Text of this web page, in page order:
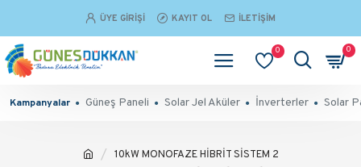
ÜYE GIRIŞI KAYIT OL İLETIŞIM
0 0
Kampanyalar Güneş Paneli Solar Jel Aküler İnverterler Solar
10kW MONOFAZE HİBRİT SİSTEM 2